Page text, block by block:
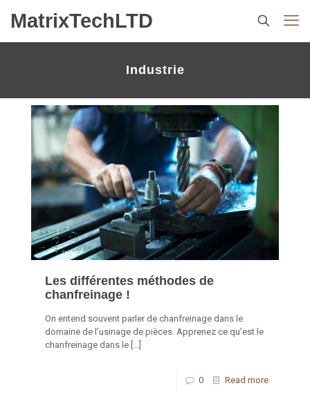
MatrixTechLTD
Industrie
Les différentes méthodes de
chanfreinage !
On entend souvent parler de chanfreinage dans le
domaine de l’usinage de pièces. Apprenez ce qu’est le
chanfreinage dans le
0 Read more